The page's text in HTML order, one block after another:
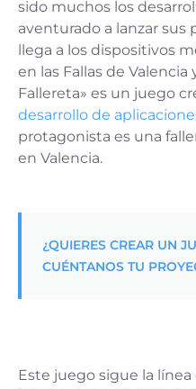
sido muchos los
aventurado a lanzar sus
llega a los dispositivos
en las Fallas de Valencia
Fallereta» es un juego
desarrollo de
protagonista es una
en Valencia.
¿QUIERES CREAR UN
CUÉNTANOS TU
Este juego sigue la